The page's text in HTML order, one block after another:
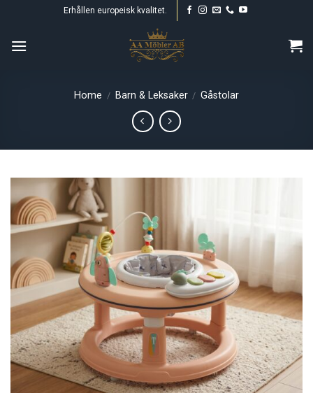
content
Erhållen europeisk kvalitet.
Home / Barn & Leksaker / Gåstolar